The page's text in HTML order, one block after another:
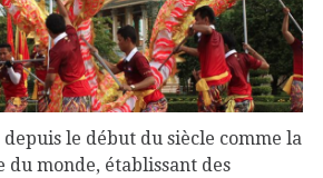
depuis le début du siècle comme la
du monde, établissant des